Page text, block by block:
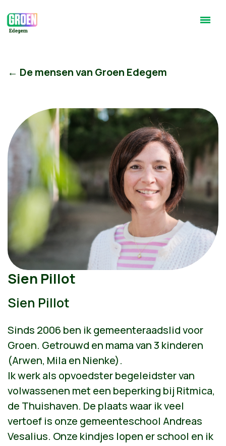
← De mensen van Groen Edegem
Sien Pillot
Sien Pillot
Sinds 2006 ben ik gemeenteraadslid voor
Groen. Getrouwd en mama van 3 kinderen
(Arwen, Mila en Nienke).
Ik werk als opvoedster begeleidster van
volwassenen met een beperking bij Ritmica,
de Thuishaven. De plaats waar ik veel
vertoef is onze gemeenteschool Andreas
Vesalius. Onze kindjes lopen er school en ik